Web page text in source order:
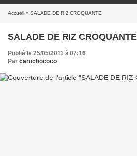
Accueil » SALADE DE RIZ CROQUANTE
SALADE DE RIZ CROQUANTE
Publié le 25/05/2011 à 07:16
Par carochococo